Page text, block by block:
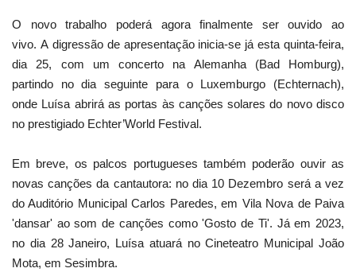
O novo trabalho poderá agora finalmente ser ouvido ao
vivo. A digressão de apresentação inicia-se já esta quinta-feira,
dia 25, com um concerto na Alemanha (Bad Homburg),
partindo no dia seguinte para o Luxemburgo (Echternach),
onde Luísa abrirá as portas às canções solares do novo disco
no prestigiado Echter’World Festival.
Em breve, os palcos portugueses também poderão ouvir as
novas canções da cantautora: no dia 10 Dezembro será a vez
do Auditório Municipal Carlos Paredes, em Vila Nova de Paiva
'dansar' ao som de canções como 'Gosto de Ti'. Já em 2023,
no dia 28 Janeiro, Luísa atuará no Cineteatro Municipal João
Mota, em Sesimbra.